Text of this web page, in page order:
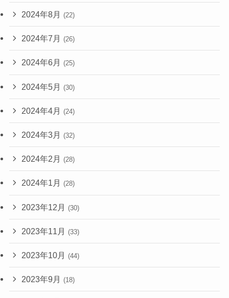
2024年8月 (22)
2024年7月 (26)
2024年6月 (25)
2024年5月 (30)
2024年4月 (24)
2024年3月 (32)
2024年2月 (28)
2024年1月 (28)
2023年12月 (30)
2023年11月 (33)
2023年10月 (44)
2023年9月 (18)